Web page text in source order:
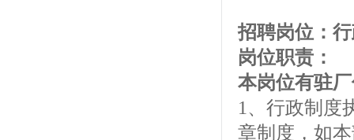
招聘岗位
岗位职责：
本岗位有驻
1、行政制度
章制度，如